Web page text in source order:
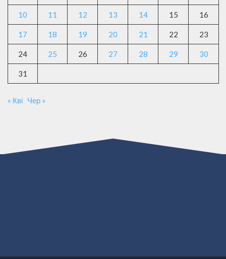
10 11 12 13 14 15 16
17 18 19 20 21 22 23
24 25 26 27 28 29 30
31
« Кві Чер »